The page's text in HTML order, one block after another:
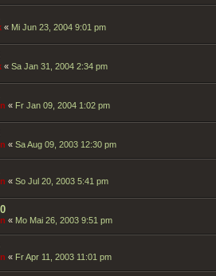
« Mi Jun 23, 2004 9:01 pm
« Sa Jan 31, 2004 2:34 pm
« Fr Jan 09, 2004 1:02 pm
« Sa Aug 09, 2003 12:30 pm
« So Jul 20, 2003 5:41 pm
« Mo Mai 26, 2003 9:51 pm
« Fr Apr 11, 2003 11:01 pm